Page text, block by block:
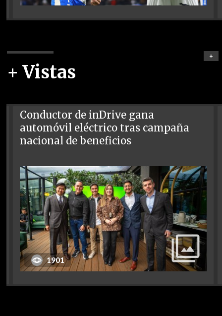
+ Vistas
+
Conductor de inDrive gana
automóvil eléctrico tras campaña
nacional de beneficios
1901